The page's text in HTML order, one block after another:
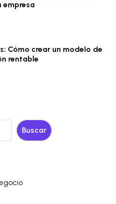
empresa
Cómo crear un modelo de
rentable
Buscar